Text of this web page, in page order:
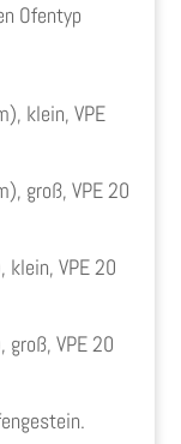
Ofentyp
klein, VPE
groß, VPE 20
klein, VPE 20
groß, VPE 20